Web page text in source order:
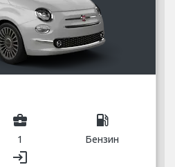
business_center
1
local_gas_station
Бензин
login